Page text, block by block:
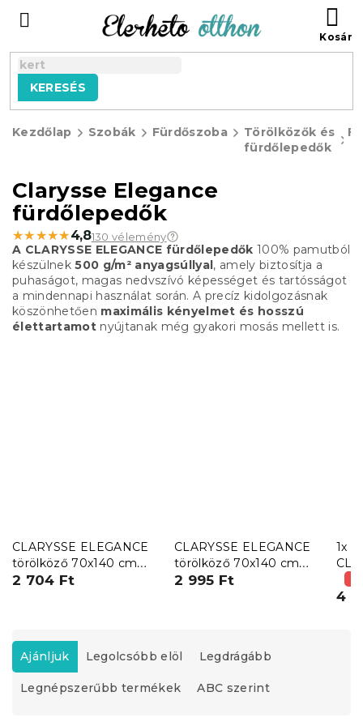
tartalomhoz
KERESÉS
Kezdőlap Szobák Fürdőszoba
Törölközők és
fürdőlepedők
Clarysse Elegance
fürdőlepedők
★★★★★
★★★★★4,8130 vélemény
A CLARYSSE ELEGANCE fürdőlepedők 100% pamutból
készülnek500 g/m² anyagsúllyal , amely biztosítja a
puhaságot, magas nedvszívó képességet és tartósságot
a mindennapi használat során. A precíz kidolgozásnak
köszönhetően maximális kényelmet és hosszú
élettartamot nyújtanak még gyakori mosás mellett is.
CLARYSSE ELEGANCE
törölköző 70x140 cm
rózsaszín, 100% pamut
2 704 Ft
CLARYSSE ELEGANCE
törölköző 70x140 cm
homokszínű, 100%
2 995 Ft
1x
4
T
e
r
m
Ajánljuk Legolcsóbb elöl Legdrágább
Legnépszerűbb termékek ABC szerint